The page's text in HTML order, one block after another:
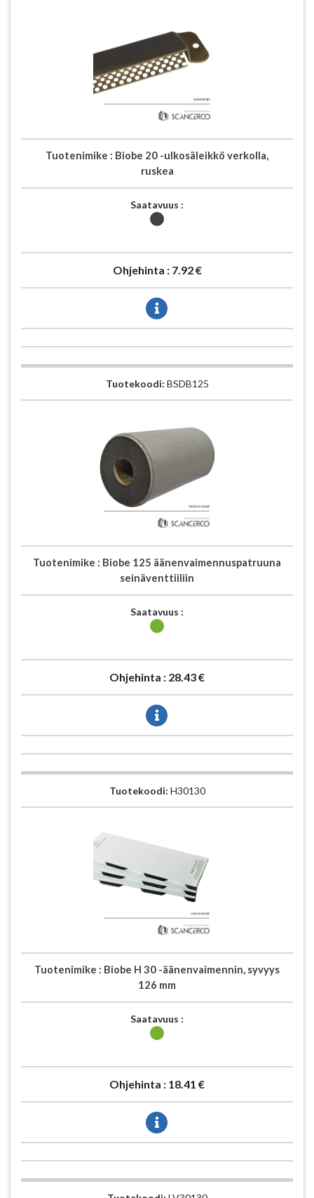
Tuotenimike : Biobe 20 -ulkosäleikkö verkolla,
ruskea
Saatavuus :
Ohjehinta : 7.92 €
Tuotekoodi: BSDB125
Tuotenimike : Biobe 125 äänenvaimennuspatruuna
seinäventtiiliin
Saatavuus :
Ohjehinta : 28.43 €
Tuotekoodi: H30130
Tuotenimike : Biobe H 30 -äänenvaimennin, syvyys
126 mm
Saatavuus :
Ohjehinta : 18.41 €